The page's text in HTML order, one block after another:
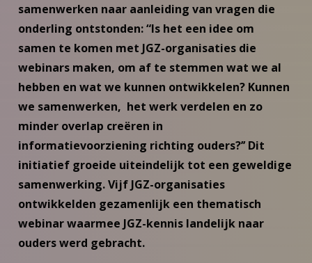
samenwerken naar aanleiding van vragen die
onderling ontstonden: “Is het een idee om
samen te komen met JGZ-organisaties die
webinars maken, om af te stemmen wat we al
hebben en wat we kunnen ontwikkelen? Kunnen
we samenwerken, het werk verdelen en zo
minder overlap creëren in
informatievoorziening richting ouders?’’ Dit
initiatief groeide uiteindelijk tot een geweldige
samenwerking. Vijf JGZ-organisaties
ontwikkelden gezamenlijk een thematisch
webinar waarmee JGZ-kennis landelijk naar
ouders werd gebracht.